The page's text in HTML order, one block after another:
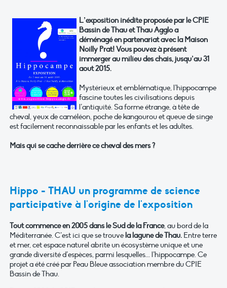
L’exposition inédite proposée par le CPIE
Bassin de Thau et Thau Agglo a
déménagé en partenariat avec la Maison
Noilly Prat! Vous pouvez à présent
immerger au milieu des chais, jusqu’au 31
aout 2015.
Mystérieux et emblématique, l’hippocampe
fascine toutes les civilisations depuis
l’antiquité. Sa forme étrange, à tête de
cheval, yeux de caméléon, poche de kangourou et queue de singe
est facilement reconnaissable par les enfants et les adultes.
Mais qui se cache derrière ce cheval des mers ?
Hippo - THAU un programme de science
participative à l'origine de l'exposition
Tout commence en 2005 dans le Sud de la France, au bord de la
Méditerranée. C’est ici que se trouve la lagune de Thau. Entre terre
et mer, cet espace naturel abrite un écosystème unique et une
grande diversité d’espèces, parmi lesquelles... l’hippocampe. Ce
projet a été créé par Peau Bleue association membre du CPIE
Bassin de Thau.